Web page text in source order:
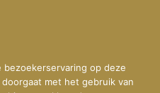
bezoekerservaring op deze
met het gebruik van